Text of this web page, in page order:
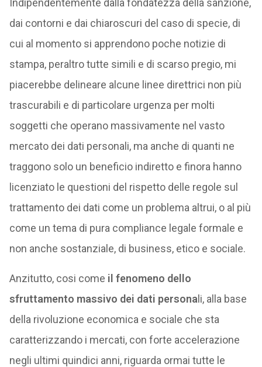
Indipendentemente dalla fondatezza della sanzione,
dai contorni e dai chiaroscuri del caso di specie, di
cui al momento si apprendono poche notizie di
stampa, peraltro tutte simili e di scarso pregio, mi
piacerebbe delineare alcune linee direttrici non più
trascurabili e di particolare urgenza per molti
soggetti che operano massivamente nel vasto
mercato dei dati personali, ma anche di quanti ne
traggono solo un beneficio indiretto e finora hanno
licenziato le questioni del rispetto delle regole sul
trattamento dei dati come un problema altrui, o al più
come un tema di pura compliance legale formale e
non anche sostanziale, di business, etico e sociale.
Anzitutto, cosi come il fenomeno dello
sfruttamento massivo dei dati persona li, alla base
della rivoluzione economica e sociale che sta
caratterizzando i mercati, con forte accelerazione
negli ultimi quindici anni, riguarda ormai tutte le